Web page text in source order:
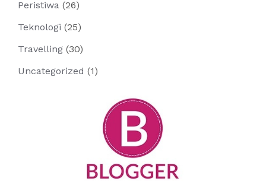
Peristiwa (26)
Teknologi (25)
Travelling (30)
Uncategorized (1)